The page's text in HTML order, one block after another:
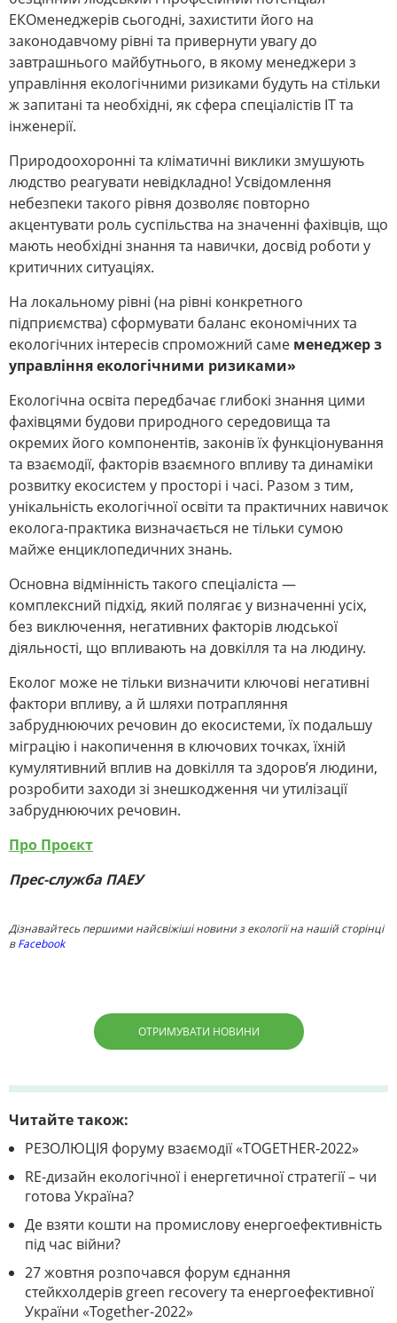
ЕКОменеджерів сьогодні, захистити його на
законодавчому рівні та привернути увагу до
завтрашнього майбутнього, в якому менеджери з
управління екологічними ризиками будуть на стільки
ж запитані та необхідні, як сфера спеціалістів ІТ та
інженерії.
Природоохоронні та кліматичні виклики змушують
людство реагувати невідкладно! Усвідомлення
небезпеки такого рівня дозволяє повторно
акцентувати роль суспільства на значенні фахівців, що
мають необхідні знання та навички, досвід роботи у
критичних ситуаціях.
На локальному рівні (на рівні конкретного
підприємства) сформувати баланс економічних та
екологічних інтересів спроможний саме менеджер з
управління екологічними ризиками»
Екологічна освіта передбачає глибокі знання цими
фахівцями будови природного середовища та
окремих його компонентів, законів їх функціонування
та взаємодії, факторів взаємного впливу та динаміки
розвитку екосистем у просторі і часі. Разом з тим,
унікальність екологічної освіти та практичних навичок
еколога-практика визначається не тільки сумою
майже енциклопедичних знань.
Основна відмінність такого спеціаліста —
комплексний підхід, який полягає у визначенні усіх,
без виключення, негативних факторів людської
діяльності, що впливають на довкілля та на людину.
Еколог може не тільки визначити ключові негативні
фактори впливу, а й шляхи потрапляння
забруднюючих речовин до екосистеми, їх подальшу
міграцію і накопичення в ключових точках, їхній
кумулятивний вплив на довкілля та здоров’я людини,
розробити заходи зі знешкодження чи утилізації
забруднюючих речовин.
Про Проєкт
Прес-служба ПАЕУ
Дізнавайтесь першими найсвіжіші новини з екології на нашій сторінці
вFacebook
ОТРИМУВАТИ НОВИНИ
Читайте також:
РЕЗОЛЮЦІЯ форуму взаємодії «TOGETHER-2022»
RE-дизайн екологічної і енергетичної стратегії – чи
готова Україна?
Де взяти кошти на промислову енергоефективність
під час війни?
27 жовтня розпочався форум єднання
стейкхолдерів green recovery та енергоефективної
України «Together-2022»